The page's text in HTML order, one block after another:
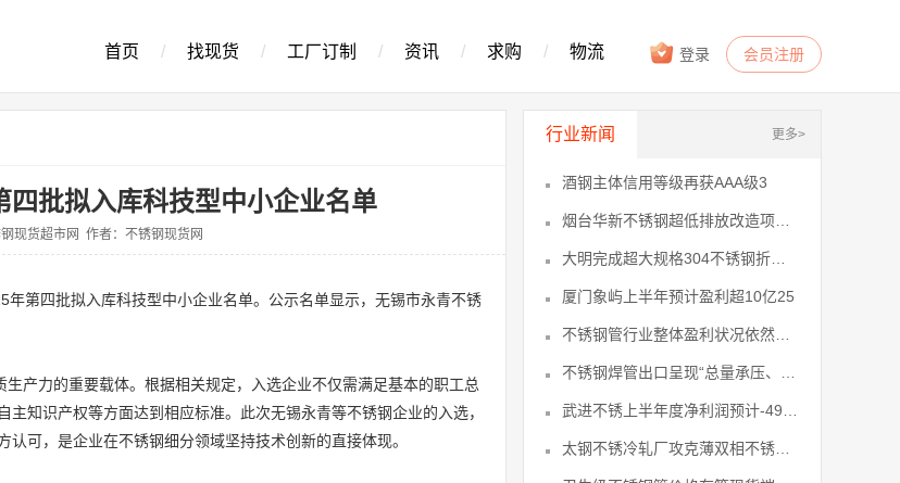
登录 会员注册
首页 / 找现货 / 工厂订制 / 资讯 / 求购 / 物流
四批拟入库科技型中小企业名单
现货超市网 作者：不锈钢现货网
第四批拟入库科技型中小企业名单。公示名单显示，无锡市永青不锈
产力的重要载体。根据相关规定，入选企业不仅需满足基本的职工总
知识产权等方面达到相应标准。此次无锡永青等不锈钢企业的入选，
可，是企业在不锈钢细分领域坚持技术创新的直接体现。
行业新闻 更多>
酒钢主体信用等级再获AAA级3
厦门象屿上半年预计盈利超10亿25